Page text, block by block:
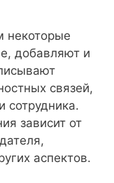
некоторые
добавляют и
связей,
сотрудника.
зависит от
аспектов.